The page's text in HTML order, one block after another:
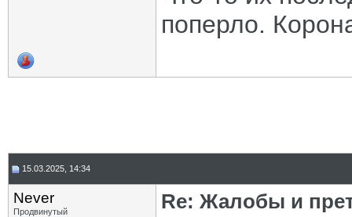
поперло.
15.03.2025, 14:34
Never
Продвинутый
Re: Жалобы и